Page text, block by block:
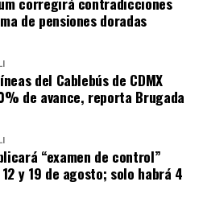
de pensiones doradas
del Cablebús de CDMX
de avance, reporta Brugada
“examen de control”
y 19 de agosto; solo habrá 4